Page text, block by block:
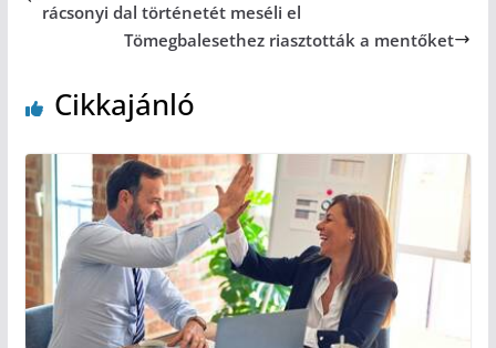
rácsonyi dal történetét meséli el
Tömegbalesethez riasztották a mentőket
Cikkajánló